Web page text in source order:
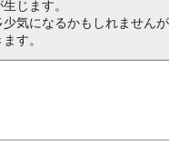
じます。
少気になるかもしれません
す。